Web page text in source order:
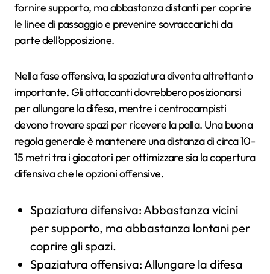
fornire supporto, ma abbastanza distanti per coprire
le linee di passaggio e prevenire sovraccarichi da
parte dell’opposizione.
Nella fase offensiva, la spaziatura diventa altrettanto
importante. Gli attaccanti dovrebbero posizionarsi
per allungare la difesa, mentre i centrocampisti
devono trovare spazi per ricevere la palla. Una buona
regola generale è mantenere una distanza di circa 10-
15 metri tra i giocatori per ottimizzare sia la copertura
difensiva che le opzioni offensive.
Spaziatura difensiva: Abbastanza vicini
per supporto, ma abbastanza lontani per
coprire gli spazi.
Spaziatura offensiva: Allungare la difesa